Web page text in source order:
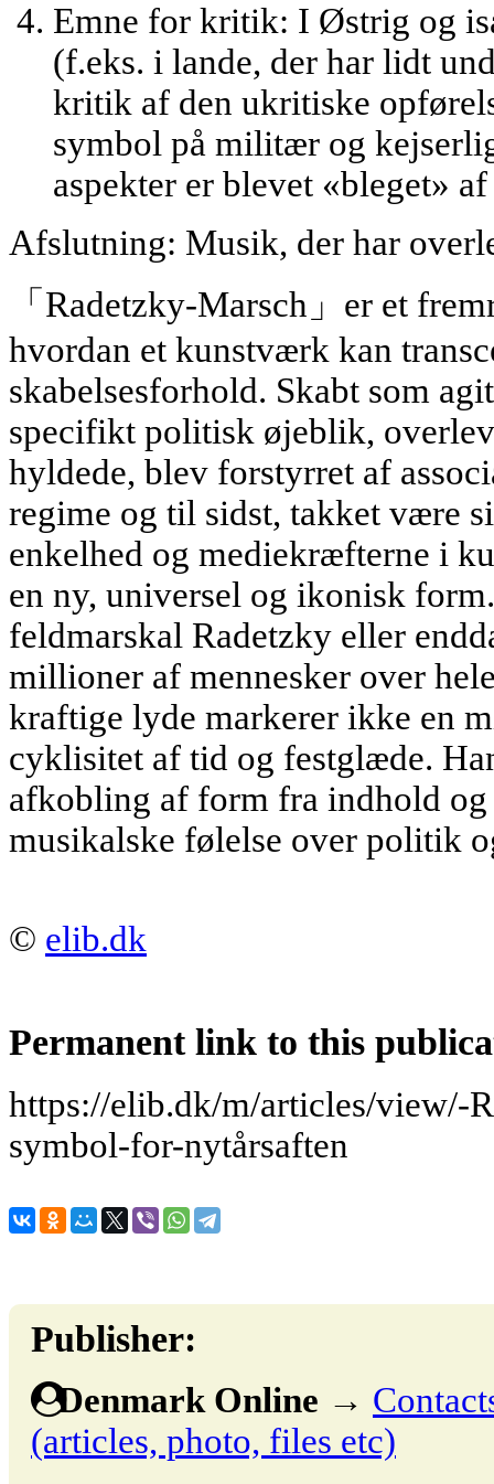
Emne for kritik: I Østrig og
(f.eks. i lande, der har lidt
kritik af den ukritiske
symbol på militær og
aspekter er blevet «bleget»
Afslutning: Musik, der har
「Radetzky-Marsch」er et
hvordan et kunstværk kan
skabelsesforhold. Skabt som
specifikt politisk øjeblik,
hyldede, blev forstyrret af
regime og til sidst, takket være
enkelhed og mediekræfterne i
en ny, universel og ikonisk
feldmarskal Radetzky eller
millioner af mennesker over
kraftige lyde markerer ikke en
cyklisitet af tid og festglæde.
afkobling af form fra indhold og
musikalske følelse over politik
© elib.dk
Permanent link to this
https://elib.dk/m/articles/view/-
symbol-for-nytårsaften
Publisher:
Denmark Online →
(articles, photo, files etc)